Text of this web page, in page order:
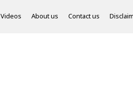
Videos About us Contact us